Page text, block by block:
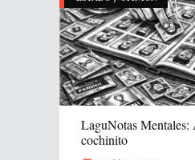
LaguNotas Mentales:
cochinito